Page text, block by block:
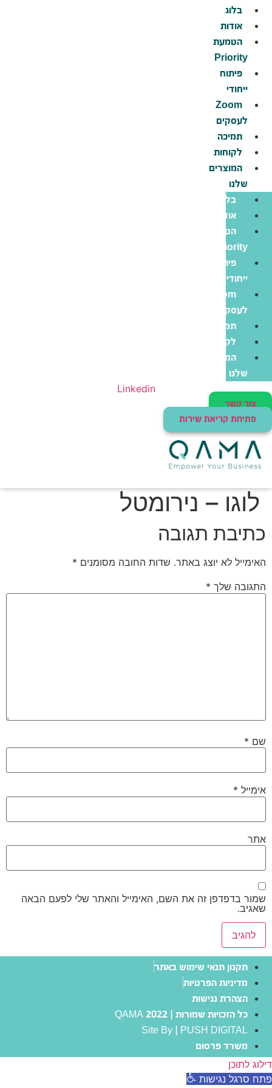
בלוג
אודות
הטמעת
Priority
פיתוח
ייחודי
Zoom
לעסקים
תמיכה
לקוחות
המוצרים
שלנו
בלוג
אודות
הטמעת
Priority
פיתוח
ייחודי
Zoom
לעסקים
תמיכה
לקוחות
המוצרים
שלנו
Linkedin
צור קשר
פתיחת קריאת שירות
לוגו – נירומטל
כתיבת תגובה
האימייל לא יוצג באתר. שדות החובה מסומנים *
התגובה שלך *
שם *
אימייל *
אתר
שמור בדפדפן זה את השם, האימייל והאתר שלי לפעם הבאה
שאגיב.
תקנון תנאי שימוש באתר
מדיניות הפרטיות
הצהרת נגישות
כל הזכויות שמורות | QAMA 2022
Site By | PUSH DIGITAL
משרד פרסום
דילוג לתוכן
פתח סרגל נגישות